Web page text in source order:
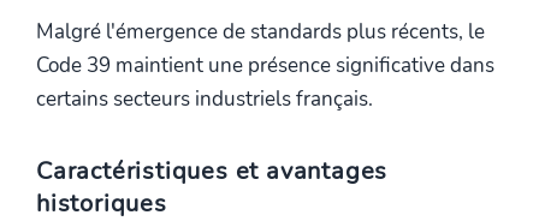
Malgré l'émergence de standards plus récents, le
Code 39 maintient une présence significative dans
certains secteurs industriels français.
Caractéristiques et avantages
historiques